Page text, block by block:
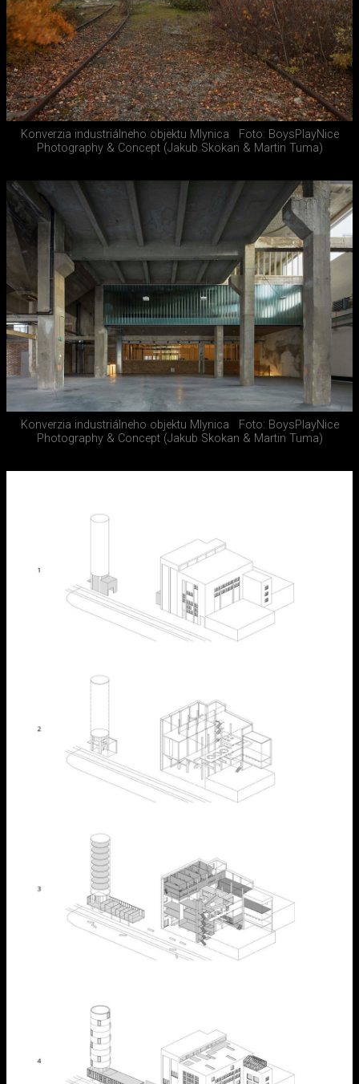
Konverzia industriálneho objektu Mlynica
Foto: BoysPlayNice
Photography & Concept (Jakub Skokan & Martin Tuma)
Konverzia industriálneho objektu Mlynica
Foto: BoysPlayNice
Photography & Concept (Jakub Skokan & Martin Tuma)